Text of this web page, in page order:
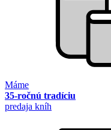
Máme
35-ročnú tradíciu
predaja kníh